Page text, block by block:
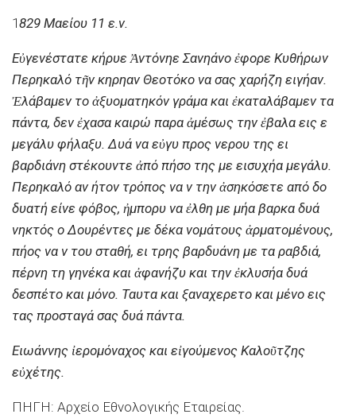
1829 Μαείου 11 ε.ν.
Εὐγενέστατε κήρυε Ἀντόνηε Σανηάνο ἐφορε Κυθήρων
Περηκαλό τῆν κηρηαν Θεοτόκο να σας χαρήζη ειγήαν.
Ἐλάβαμεν το ἀξυοματηκόν γράμα και ἐκαταλάβαμεν τα
πάντα, δεν ἐχασα καιρώ παρα ἀμέσως την ἐβαλα εις ε
μεγάλυ φήλαξυ. Δυά να εὐγυ προς νερου της ει
βαρδιάνη στέκουντε ἀπό πήσο της με εισυχήα μεγάλυ.
Περηκαλό αν ήτον τρόπος να ν την ἀσηκόσετε από δο
δυατή είνε φόβος, ἠμπορυ να ἐλθη με μήα βαρκα δυά
νηκτός ο Δουρέντες με δέκα νομάτους ἀρματομένους,
πήος να ν του σταθή, ει τρης βαρδυάνη με τα ραβδιά,
πέρνη τη γηνέκα και ἀφανήζυ και την ἐκλυσήα δυά
δεσπέτο και μόνο. Ταυτα και ξαναχερετο και μένο εις
τας προσταγά σας δυά πάντα.
Ειωάννης ἰερομόναχος και εἰγούμενος Καλοῦτζης
εὐχέτης.
ΠΗΓΗ: Αρχείο Εθνολογικής Εταιρείας.